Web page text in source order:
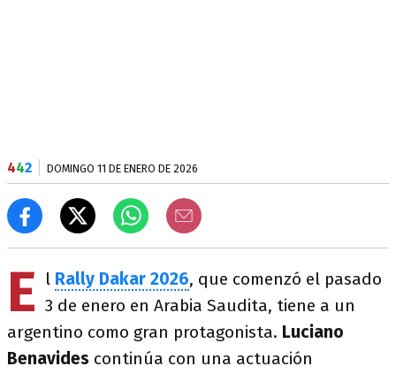
442 DOMINGO 11 DE ENERO DE 2026
E l Rally Dakar 2026, que comenzó el pasado
3 de enero en Arabia Saudita, tiene a un
argentino como gran protagonista. Luciano
Benavides continúa con una actuación